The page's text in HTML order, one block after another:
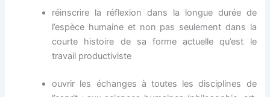
réinscrire la réflexion dans la longue durée de
l’espèce humaine et non pas seulement dans la
courte histoire de sa forme actuelle qu’est le
travail productiviste
ouvrir les échanges à toutes les disciplines de